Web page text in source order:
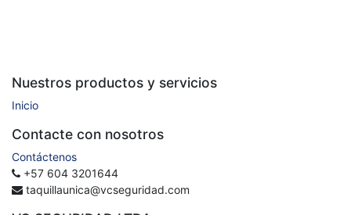
Nuestros productos y servicios
Inicio
Contacte con nosotros
Contáctenos
+57 604 3201644
taquillaunica@vcseguridad.com